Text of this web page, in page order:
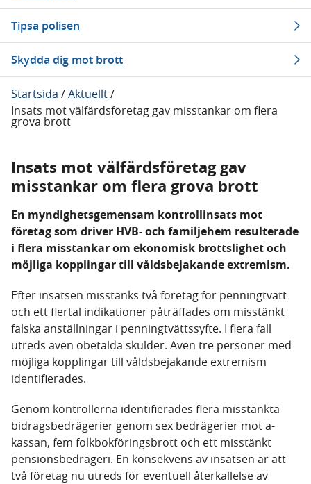
Tipsa polisen
Skydda dig mot brott
Startsida /Aktuellt/
Insats mot välfärdsföretag gav misstankar om flera
grova brott
Insats mot välfärdsföretag gav
misstankar om flera grova brott
En myndighetsgemensam kontrollinsats mot
företag som driver HVB- och familjehem resulterade
i flera misstankar om ekonomisk brottslighet och
möjliga kopplingar till våldsbejakande extremism.
Efter insatsen misstänks två företag för penningtvätt
och ett flertal indikationer påträffades om misstänkt
falska anställningar i penningtvättssyfte. I flera fall
utreds även obetalda skulder. Även tre personer med
möjliga kopplingar till våldsbejakande extremism
identifierades.
Genom kontrollerna identifierades flera misstänkta
bidragsbedrägerier genom sex bedrägerier mot a-
kassan, fem folkbokföringsbrott och ett misstänkt
pensionsbedrägeri. En konsekvens av insatsen är att
två företag nu utreds för eventuell återkallelse av